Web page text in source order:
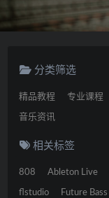
分类筛选
精品教程 专业课程
音乐资讯
相关标签
808 Ableton Live
flstudio Future Bass